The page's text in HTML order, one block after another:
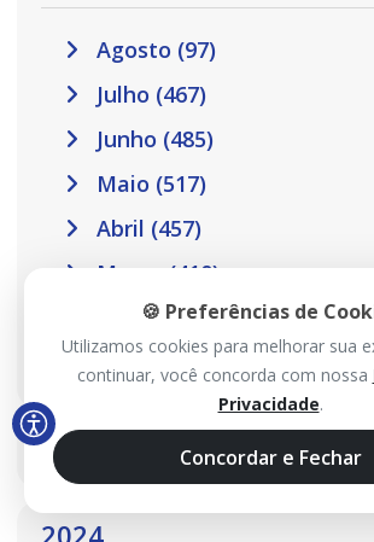
Agosto (97)
Julho (467)
Junho (485)
Maio (517)
Abril (457)
Março (410)
Fevereiro (301)
Janeiro (302)
2025
🍪 Preferências de
Utilizamos cookies para melhorar sua
continuar, você concorda com nossa
Privacidade.
Concordar e Fechar